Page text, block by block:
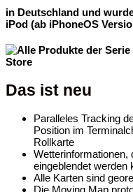
in Deutschland und
iPod (ab iPhoneOS
Das ist neu
Paralleles Tracking
Position im
Rollkarte
Wetterinformationen,
eingeblendet werden
Alle Karten sind